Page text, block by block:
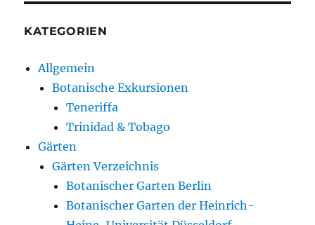
KATEGORIEN
Allgemein
Botanische Exkursionen
Teneriffa
Trinidad & Tobago
Gärten
Gärten Verzeichnis
Botanischer Garten Berlin
Botanischer Garten der Heinrich-